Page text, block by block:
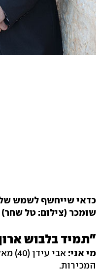
כדאי שייחשף לשמש
שומכר (צילום: טל שחר)
"תמיד בלבוש
מי אני:
אבי
המכירות.